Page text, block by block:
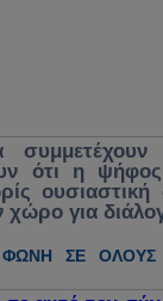
ότι η
ουσιαστική
χώρο για
ΦΩΝΉ ΣΕ